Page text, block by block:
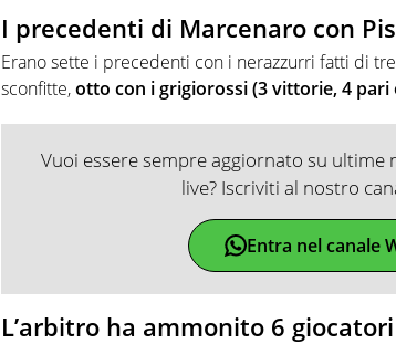
I precedenti di Marcenaro con
Erano sette i precedenti con i nerazzurri fatti di
sconfitte,otto con i grigiorossi (3 vittorie, 4 pari
Vuoi essere sempre aggiornato su ultime
live? Iscriviti al nostro
Entra nel canale
L’arbitro ha ammonito 6 giocatori